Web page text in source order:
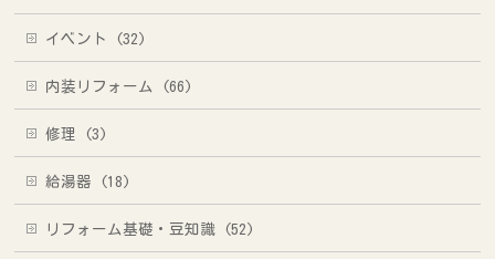
イベント (32)
内装リフォーム (66)
修理 (3)
給湯器 (18)
リフォーム基礎・豆知識 (52)